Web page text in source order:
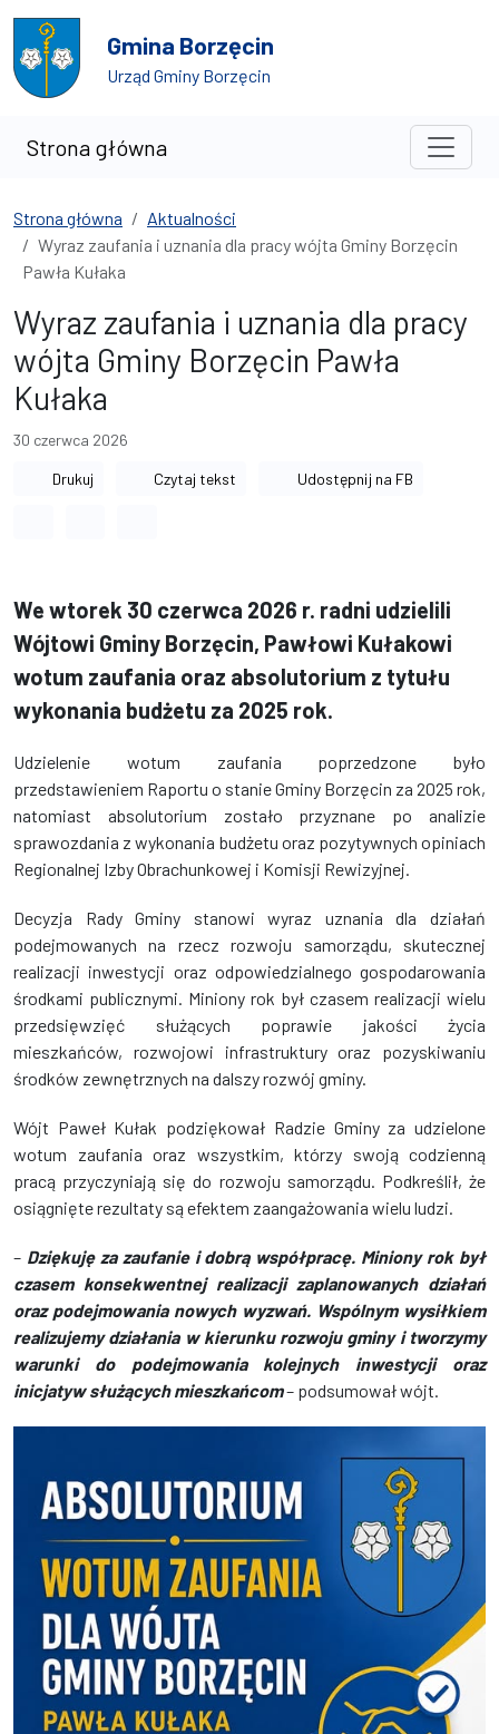
Przejdź do treści
Przejdź do wyszukiwarki
Gmina Borzęcin
Urząd Gminy Borzęcin
Strona główna
Strona główna
Aktualności
Wyraz zaufania i uznania dla pracy wójta Gminy Borzęcin
Pawła Kułaka
Wyraz zaufania i uznania dla pracy
wójta Gminy Borzęcin Pawła
Kułaka
30 czerwca 2026
Drukuj Czytaj tekst Udostępnij na FB
We wtorek 30 czerwca 2026 r. radni udzielili
Wójtowi Gminy Borzęcin, Pawłowi Kułakowi
wotum zaufania oraz absolutorium z tytułu
wykonania budżetu za 2025 rok.
Udzielenie wotum zaufania poprzedzone było
przedstawieniem Raportu o stanie Gminy Borzęcin za 2025 rok,
natomiast absolutorium zostało przyznane po analizie
sprawozdania z wykonania budżetu oraz pozytywnych opiniach
Regionalnej Izby Obrachunkowej i Komisji Rewizyjnej.
Decyzja Rady Gminy stanowi wyraz uznania dla działań
podejmowanych na rzecz rozwoju samorządu, skutecznej
realizacji inwestycji oraz odpowiedzialnego gospodarowania
środkami publicznymi. Miniony rok był czasem realizacji wielu
przedsięwzięć służących poprawie jakości życia
mieszkańców, rozwojowi infrastruktury oraz pozyskiwaniu
środków zewnętrznych na dalszy rozwój gminy.
Wójt Paweł Kułak podziękował Radzie Gminy za udzielone
wotum zaufania oraz wszystkim, którzy swoją codzienną
pracą przyczyniają się do rozwoju samorządu. Podkreślił, że
osiągnięte rezultaty są efektem zaangażowania wielu ludzi.
– Dziękuję za zaufanie i dobrą współpracę. Miniony rok był
czasem konsekwentnej realizacji zaplanowanych działań
oraz podejmowania nowych wyzwań. Wspólnym wysiłkiem
realizujemy działania w kierunku rozwoju gminy i tworzymy
warunki do podejmowania kolejnych inwestycji oraz
inicjatyw służących mieszkańcom– podsumował wójt.